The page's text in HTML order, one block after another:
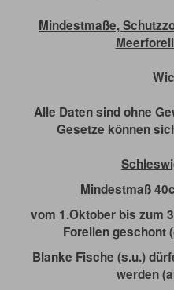
Mindestmaße,
Alle Daten sind ohne
Gesetze können
Mindestmaß
vom 1.Oktober bis zum
Forellen geschont
Blanke Fische (s.u.)
werden